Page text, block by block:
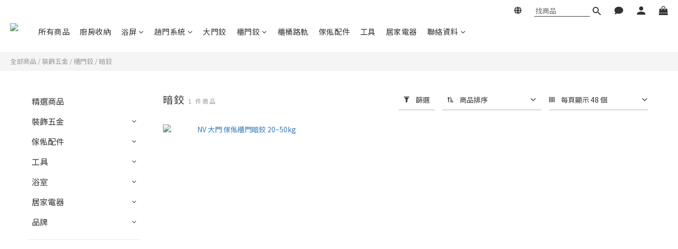
所有商品 廚房收納 浴屏 趟門系統 大門鉸 櫃門鉸 櫃桶路軌 傢俬配件 工具 居家電器 聯絡資料
全部商品 / 裝飾五金 /櫃門鉸 / 暗鉸
精選商品
裝飾五金
傢俬配件
工具
浴室
居家電器
品牌
暗鉸 1 件商品 篩選 商品排序 每頁顯示 48 個